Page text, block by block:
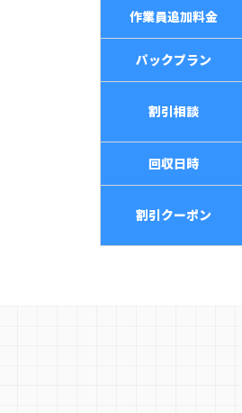
作業員追加料金
パックプラン
割引相談
回収日時
割引クーポン